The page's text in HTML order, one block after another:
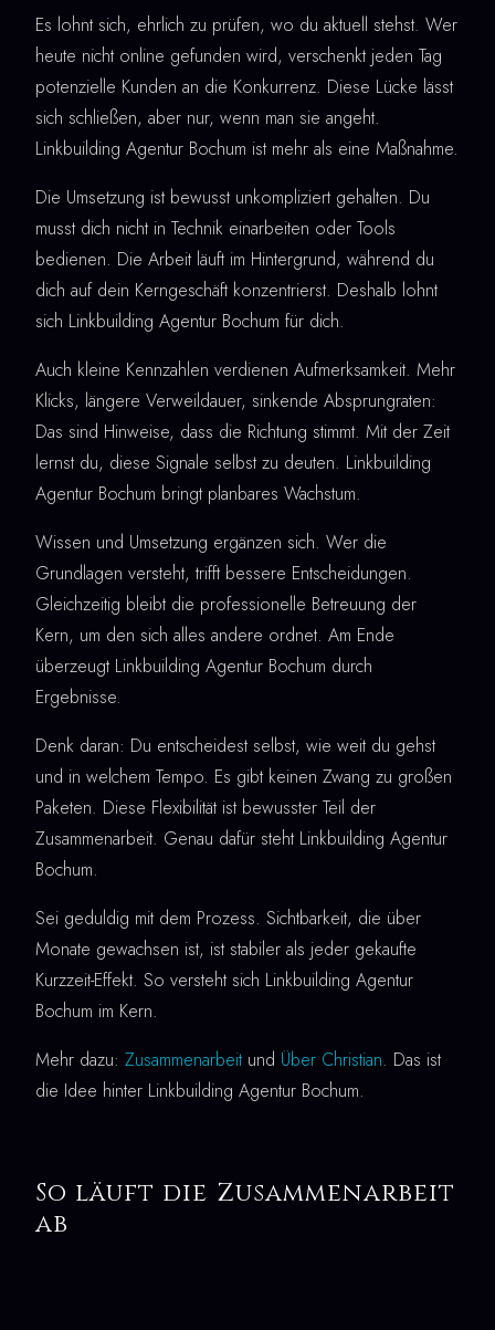
Es lohnt sich, ehrlich zu prüfen, wo du aktuell stehst. Wer
heute nicht online gefunden wird, verschenkt jeden Tag
potenzielle Kunden an die Konkurrenz. Diese Lücke lässt
sich schließen, aber nur, wenn man sie angeht.
Linkbuilding Agentur Bochum ist mehr als eine Maßnahme.
Die Umsetzung ist bewusst unkompliziert gehalten. Du
musst dich nicht in Technik einarbeiten oder Tools
bedienen. Die Arbeit läuft im Hintergrund, während du
dich auf dein Kerngeschäft konzentrierst. Deshalb lohnt
sich Linkbuilding Agentur Bochum für dich.
Auch kleine Kennzahlen verdienen Aufmerksamkeit. Mehr
Klicks, längere Verweildauer, sinkende Absprungraten:
Das sind Hinweise, dass die Richtung stimmt. Mit der Zeit
lernst du, diese Signale selbst zu deuten. Linkbuilding
Agentur Bochum bringt planbares Wachstum.
Wissen und Umsetzung ergänzen sich. Wer die
Grundlagen versteht, trifft bessere Entscheidungen.
Gleichzeitig bleibt die professionelle Betreuung der
Kern, um den sich alles andere ordnet. Am Ende
überzeugt Linkbuilding Agentur Bochum durch
Ergebnisse.
Denk daran: Du entscheidest selbst, wie weit du gehst
und in welchem Tempo. Es gibt keinen Zwang zu großen
Paketen. Diese Flexibilität ist bewusster Teil der
Zusammenarbeit. Genau dafür steht Linkbuilding Agentur
Bochum.
Sei geduldig mit dem Prozess. Sichtbarkeit, die über
Monate gewachsen ist, ist stabiler als jeder gekaufte
Kurzzeit-Effekt. So versteht sich Linkbuilding Agentur
Bochum im Kern.
Mehr dazu: Zusammenarbeit und Über Christian. Das ist
die Idee hinter Linkbuilding Agentur Bochum.
So läuft die Zusammenarbeit
ab